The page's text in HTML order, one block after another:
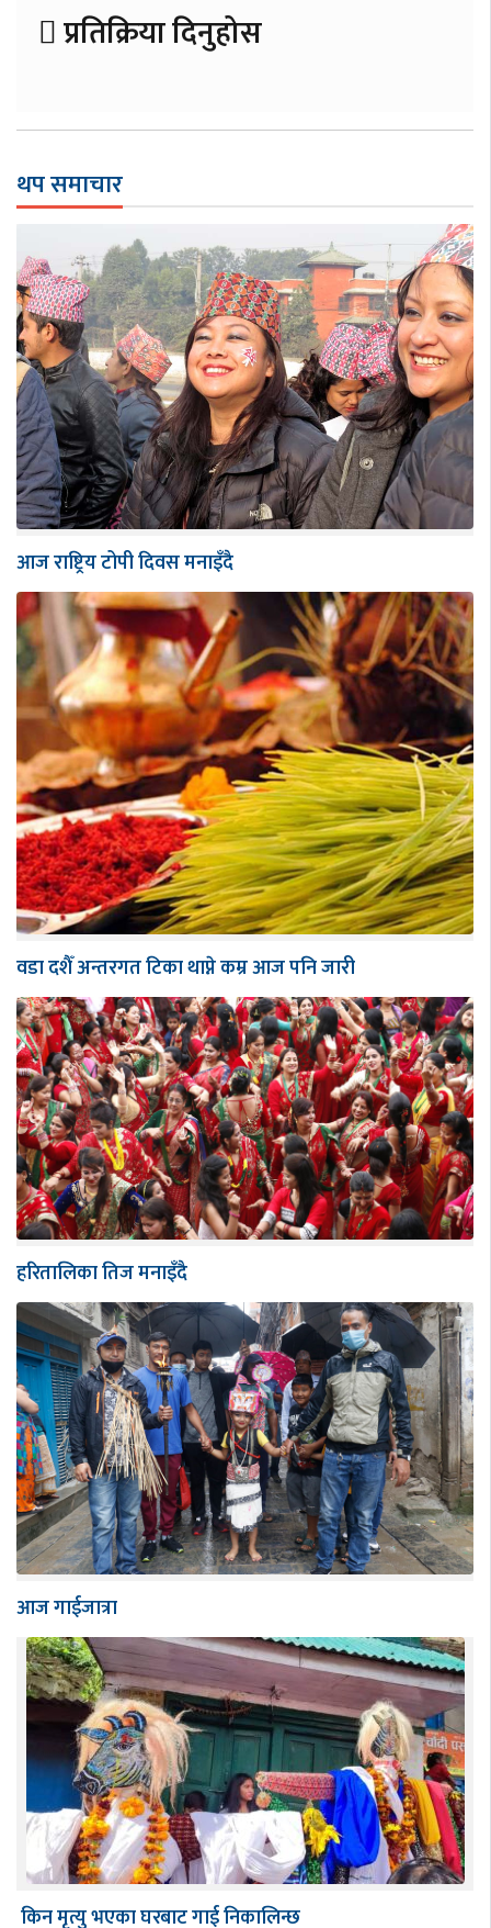
प्रतिक्रिया दिनुहोस
थप समाचार
आज राष्ट्रिय टोपी दिवस मनाइँदै
वडा दशैँ अन्तरगत टिका थाप्ने कम्र आज पनि जारी
हरितालिका तिज मनाइँदै
आज गाईजात्रा
किन मृत्यु भएका घरबाट गाई निकालिन्छ